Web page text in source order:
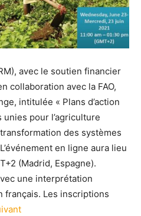
avec le soutien financier
collaboration avec la FAO,
intitulée « Plans d’action
pour l’agriculture
des systèmes
en ligne aura lieu
(Madrid, Espagne).
une interprétation
français. Les inscriptions